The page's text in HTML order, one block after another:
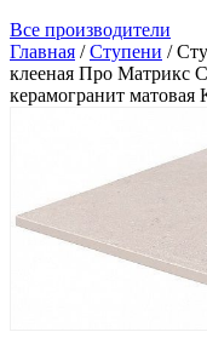
Все производители
Главная /Ступени /
клееная Про Матрикс
керамогранит матовая